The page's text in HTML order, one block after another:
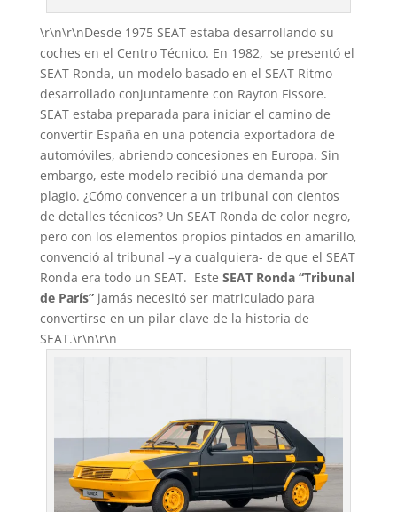
\r\n\r\nDesde 1975 SEAT estaba desarrollando su
coches en el Centro Técnico. En 1982, se presentó el
SEAT Ronda, un modelo basado en el SEAT Ritmo
desarrollado conjuntamente con Rayton Fissore.
SEAT estaba preparada para iniciar el camino de
convertir España en una potencia exportadora de
automóviles, abriendo concesiones en Europa. Sin
embargo, este modelo recibió una demanda por
plagio. ¿Cómo convencer a un tribunal con cientos
de detalles técnicos? Un SEAT Ronda de color negro,
pero con los elementos propios pintados en amarillo,
convenció al tribunal –y a cualquiera- de que el SEAT
Ronda era todo un SEAT. Este SEAT Ronda “Tribunal
de París”jamás necesitó ser matriculado para
convertirse en un pilar clave de la historia de
SEAT.\r\n\r\n